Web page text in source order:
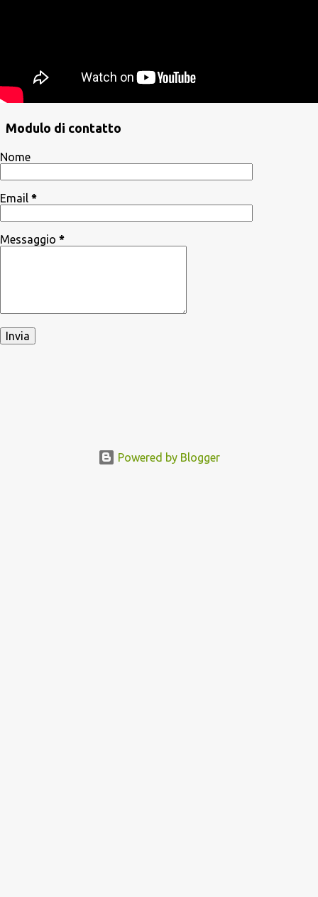
Modulo di contatto
Nome
Email *
Messaggio *
Powered by Blogger